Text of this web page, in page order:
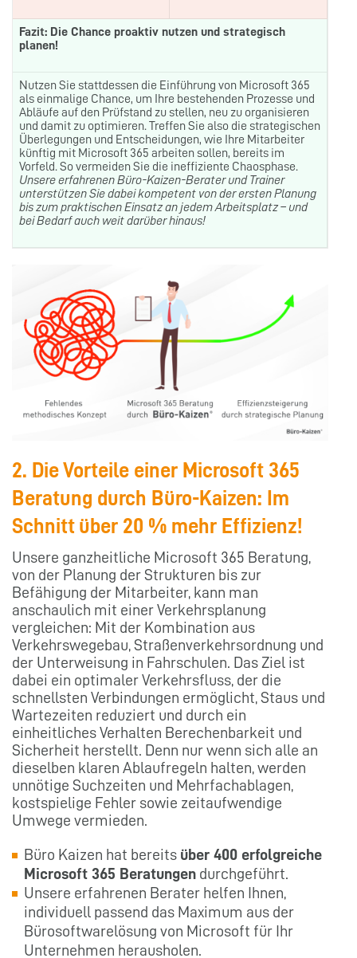
Fazit: Die Chance proaktiv nutzen und strategisch
planen!
Nutzen Sie stattdessen die Einführung von Microsoft 365
als einmalige Chance, um Ihre bestehenden Prozesse und
Abläufe auf den Prüfstand zu stellen, neu zu organisieren
und damit zu optimieren. Treffen Sie also die strategischen
Überlegungen und Entscheidungen, wie Ihre Mitarbeiter
künftig mit Microsoft 365 arbeiten sollen, bereits im
Vorfeld. So vermeiden Sie die ineffiziente Chaosphase.
Unsere erfahrenen Büro-Kaizen-Berater und Trainer
unterstützen Sie dabei kompetent von der ersten Planung
bis zum praktischen Einsatz an jedem Arbeitsplatz – und
bei Bedarf auch weit darüber hinaus!
2. Die Vorteile einer Microsoft 365
Beratung durch Büro-Kaizen: Im
Schnitt über 20 % mehr Effizienz!
Unsere ganzheitliche Microsoft 365 Beratung,
von der Planung der Strukturen bis zur
Befähigung der Mitarbeiter, kann man
anschaulich mit einer Verkehrsplanung
vergleichen: Mit der Kombination aus
Verkehrswegebau, Straßenverkehrsordnung und
der Unterweisung in Fahrschulen. Das Ziel ist
dabei ein optimaler Verkehrsfluss, der die
schnellsten Verbindungen ermöglicht, Staus und
Wartezeiten reduziert und durch ein
einheitliches Verhalten Berechenbarkeit und
Sicherheit herstellt. Denn nur wenn sich alle an
dieselben klaren Ablaufregeln halten, werden
unnötige Suchzeiten und Mehrfachablagen,
kostspielige Fehler sowie zeitaufwendige
Umwege vermieden.
Büro Kaizen hat bereits über 400 erfolgreiche
Microsoft 365 Beratungen durchgeführt.
Unsere erfahrenen Berater helfen Ihnen,
individuell passend das Maximum aus der
Bürosoftwarelösung von Microsoft für Ihr
Unternehmen herausholen.